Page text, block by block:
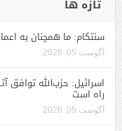
تازه ها
سنتکام: ما همچنان به
آگوست 05, 2026
اسرائیل: حزب‌الله
راه است
آگوست 05, 2026